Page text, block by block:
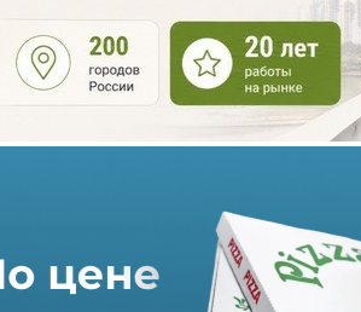
Москве появилась
Point